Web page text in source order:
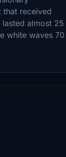
that received
almost 25
white waves 70